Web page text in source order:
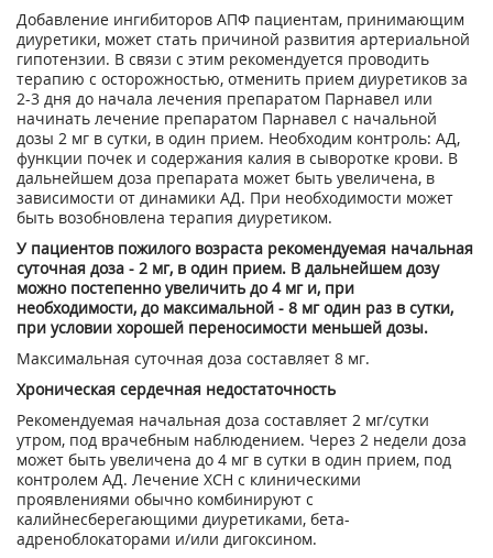
Добавление ингибиторов АПФ пациентам, принимающим
диуретики, может стать причиной развития артериальной
гипотензии. В связи с этим рекомендуется проводить
терапию с осторожностью, отменить прием диуретиков за
2-3 дня до начала лечения препаратом Парнавел или
начинать лечение препаратом Парнавел с начальной
дозы 2 мг в сутки, в один прием. Необходим контроль: АД,
функции почек и содержания калия в сыворотке крови. В
дальнейшем доза препарата может быть увеличена, в
зависимости от динамики АД. При необходимости может
быть возобновлена терапия диуретиком.
У пациентов пожилого возраста рекомендуемая начальная
суточная доза - 2 мг, в один прием. В дальнейшем дозу
можно постепенно увеличить до 4 мг и, при
необходимости, до максимальной - 8 мг один раз в сутки,
при условии хорошей переносимости меньшей дозы.
Максимальная суточная доза составляет 8 мг.
Хроническая сердечная недостаточность
Рекомендуемая начальная доза составляет 2 мг/сутки
утром, под врачебным наблюдением. Через 2 недели доза
может быть увеличена до 4 мг в сутки в один прием, под
контролем АД. Лечение ХСН с клиническими
проявлениями обычно комбинируют с
калийнесберегающими диуретиками, бета-
адреноблокаторами и/или дигоксином.